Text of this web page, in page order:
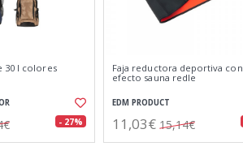
30 l colores
- 27%
Faja reductora deportiva con
efecto sauna redle
EDM PRODUCT
11,03€ 15,14€